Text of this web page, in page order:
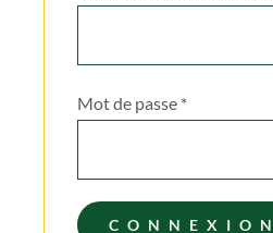
Mot de passe *Obligatoire
CONNEXION